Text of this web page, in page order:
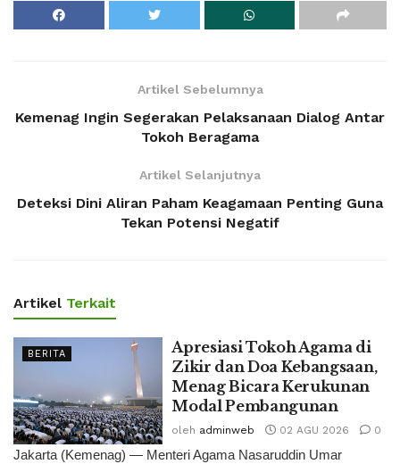
Artikel Sebelumnya
Kemenag Ingin Segerakan Pelaksanaan Dialog Antar
Tokoh Beragama
Artikel Selanjutnya
Deteksi Dini Aliran Paham Keagamaan Penting Guna
Tekan Potensi Negatif
Artikel Terkait
BERITA
Apresiasi Tokoh Agama di
Zikir dan Doa Kebangsaan,
Menag Bicara Kerukunan
Modal Pembangunan
oleh adminweb 02 AGU 2026 0
Jakarta (Kemenag) — Menteri Agama Nasaruddin Umar